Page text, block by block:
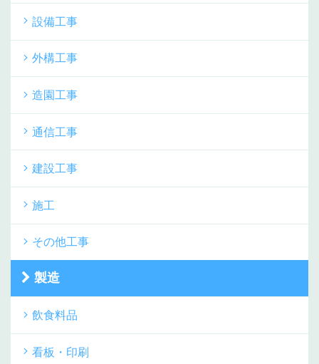
設備工事
外構工事
造園工事
通信工事
建設工事
施工
その他工事
製造
飲食料品
看板・印刷